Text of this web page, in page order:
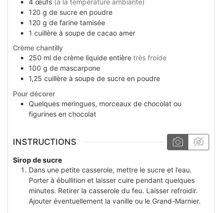
4 œufs (à la température ambiante)
120 g de sucre en poudre
120 g de farine tamisée
1 cuillère à soupe de cacao amer
Crème chantilly
250 ml de crème liquide entière très froide
100 g de mascarpone
1,25 cuillère à soupe de sucre en poudre
Pour décorer
Quelques meringues, morceaux de chocolat ou
figurines en chocolat
INSTRUCTIONS
Sirop de sucre
Dans une petite casserole, mettre le sucre et l’eau.
Porter à ébullition et laisser cuire pendant quelques
minutes. Retirer la casserole du feu. Laisser refroidir.
Ajouter éventuellement la vanille ou le Grand-Marnier.